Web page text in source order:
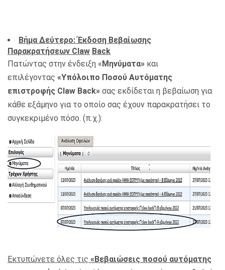
Βήμα Δεύτερο: Έκδοση Βεβαίωσης
Παρακρατήσεων Claw Back
Πατώντας στην ένδειξη «Μηνύματα» και
επιλέγοντας «Υπόλοιπο Ποσού Αυτόματης
επιστροφής Claw Back» σας εκδίδεται η βεβαίωση για
κάθε εξάμηνο για το οποίο σας έχουν παρακρατήσει το
συγκεκριμένο πόσο. (π.χ.):
Εκτυπώνετε όλες τις «Βεβαιώσεις ποσού αυτόματης